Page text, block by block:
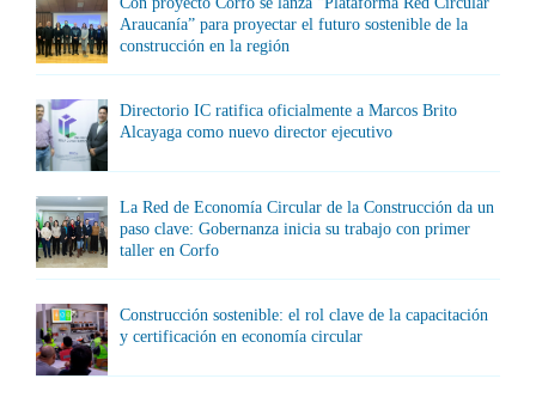
Araucanía” para proyectar el futuro sostenible de la
construcción en la región
Directorio IC ratifica oficialmente a Marcos Brito
Alcayaga como nuevo director ejecutivo
La Red de Economía Circular de la Construcción da un
paso clave: Gobernanza inicia su trabajo con primer
taller en Corfo
Construcción sostenible: el rol clave de la capacitación
y certificación en economía circular